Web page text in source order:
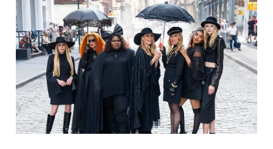
‘American
Horror
Story
13’
se
enfrenta
a